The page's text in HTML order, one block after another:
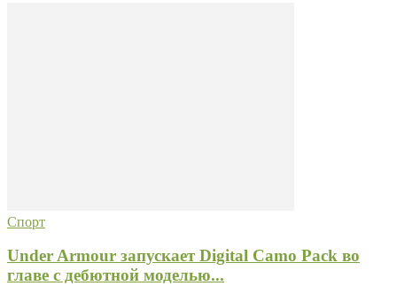
Спорт
Under Armour запускает Digital Camo Pack во
главе с дебютной моделью...